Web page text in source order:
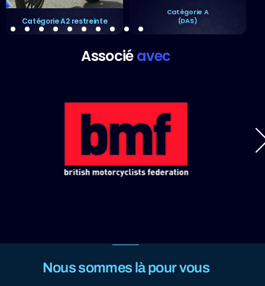
(DAS)
Programme de conduite
améliorée (ERS)
Associéavec
Nous sommes là pour vous